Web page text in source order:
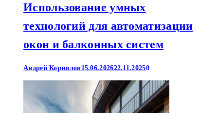
Использование умных
технологий для автоматизации
окон и балконных систем
Андрей Корнилов 15.06.202622.11.20250